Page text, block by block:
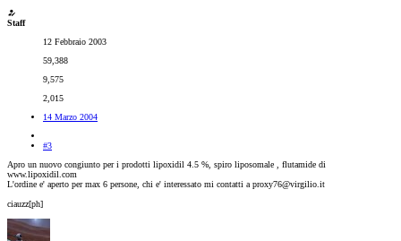
Staff
12 Febbraio 2003
59,388
9,575
2,015
14 Marzo 2004
#3
Apro un nuovo congiunto per i prodotti lipoxidil 4.5 %, spiro liposomale , flutamide di
www.lipoxidil.com
L'ordine e' aperto per max 6 persone, chi e' interessato mi contatti a proxy76@virgilio.it
ciauzz[ph]